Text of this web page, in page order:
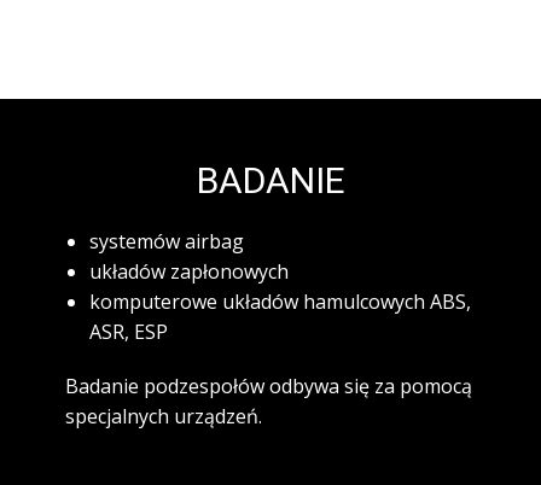
BADANIE
systemów airbag
układów zapłonowych
komputerowe układów hamulcowych ABS,
ASR, ESP
Badanie podzespołów odbywa się za pomocą
specjalnych urządzeń.